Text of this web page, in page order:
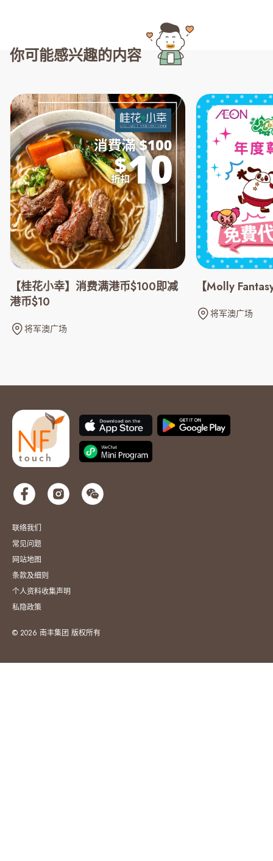
你可能感兴趣的内容
【桂花小幸】消费满港币$100即减
港币$10
将军澳广场
【Molly
将军澳广场
联络我们
常见问题
网站地图
条款及细则
个人资料收集声明
私隐政策
© 2026 南丰集团 版权所有